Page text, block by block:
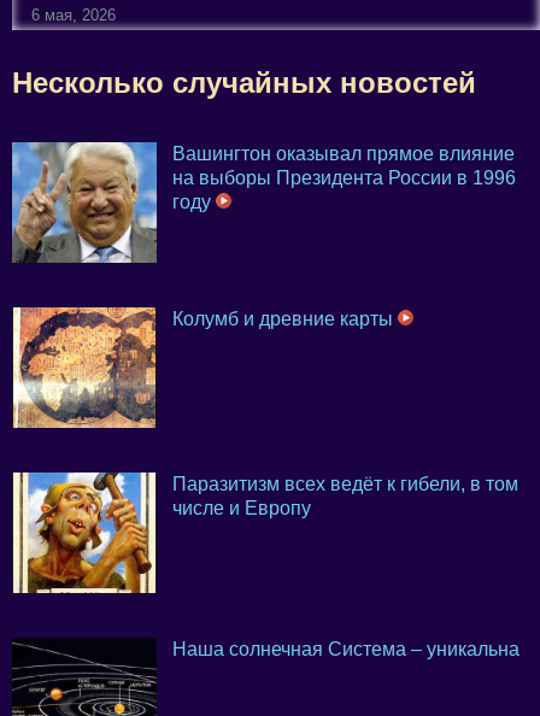
6 мая, 2026
Несколько случайных новостей
Вашингтон оказывал прямое влияние
на выборы Президента России в 1996
году
Колумб и древние карты
Паразитизм всех ведёт к гибели, в том
числе и Европу
Наша солнечная Система – уникальна